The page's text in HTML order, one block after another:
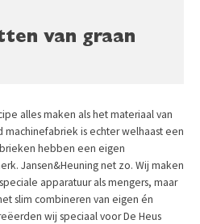
van graan
alles maken als het materiaal van
machinefabriek is echter welhaast een
hebben een eigen
Jansen&Heuning net zo. Wij maken
apparatuur als mengers, maar
slim combineren van eigen én
wij speciaal voor De Heus